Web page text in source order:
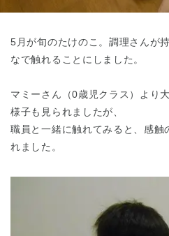
5月が旬のたけのこ。調理さんが
なで触れることにしました。
マミーさん（0歳児クラス）より
様子も見られましたが、
職員と一緒に触れてみると、感触
れました。